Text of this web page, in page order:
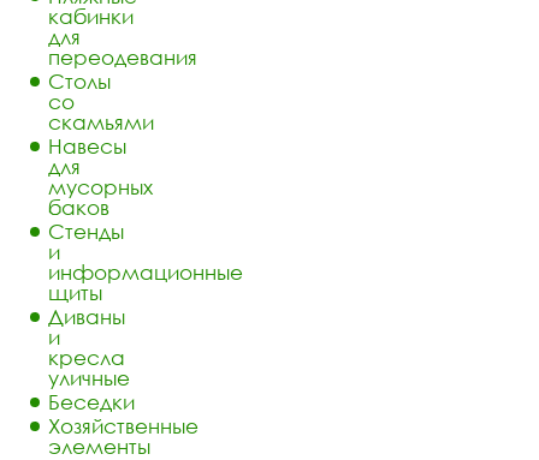
кабинки
для
переодевания
Столы
со
скамьями
Навесы
для
мусорных
баков
Стенды
и
информационные
щиты
Диваны
и
кресла
уличные
Беседки
Хозяйственные
элементы